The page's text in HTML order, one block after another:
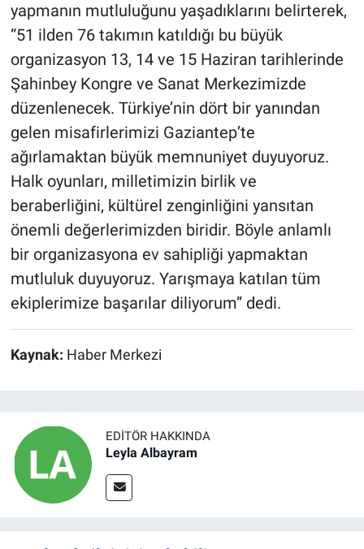
yapmanın mutluluğunu yaşadıklarını belirterek,
“51 ilden 76 takımın katıldığı bu büyük
organizasyon 13, 14 ve 15 Haziran tarihlerinde
Şahinbey Kongre ve Sanat Merkezimizde
düzenlenecek. Türkiye’nin dört bir yanından
gelen misafirlerimizi Gaziantep’te
ağırlamaktan büyük memnuniyet duyuyoruz.
Halk oyunları, milletimizin birlik ve
beraberliğini, kültürel zenginliğini yansıtan
önemli değerlerimizden biridir. Böyle anlamlı
bir organizasyona ev sahipliği yapmaktan
mutluluk duyuyoruz. Yarışmaya katılan tüm
ekiplerimize başarılar diliyorum” dedi.
Kaynak: Haber Merkezi
EDITÖR HAKKINDA
Leyla Albayram